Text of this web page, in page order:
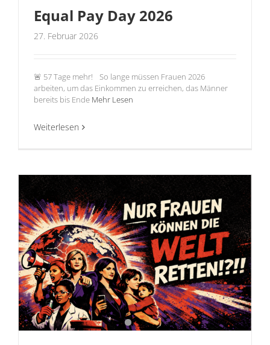
Equal Pay Day 2026
27. Februar 2026
🚨 57 Tage mehr! So lange müssen Frauen 2026
arbeiten, um das Einkommen zu erreichen, das Männer
bereits bis Ende Mehr Lesen
Weiterlesen